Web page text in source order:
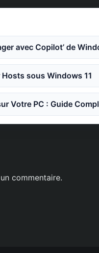
avec Copilot’ de
sous Windows 11
Votre PC : Guide
commentaire.